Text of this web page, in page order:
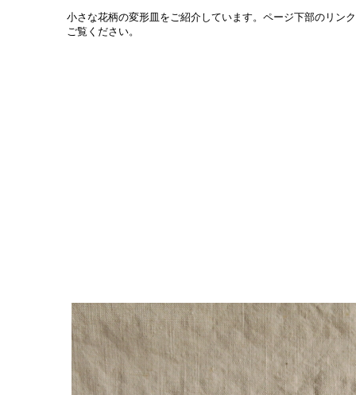
小さな花柄の変形皿をご紹介しています。ページ下部のリン
ご覧ください。